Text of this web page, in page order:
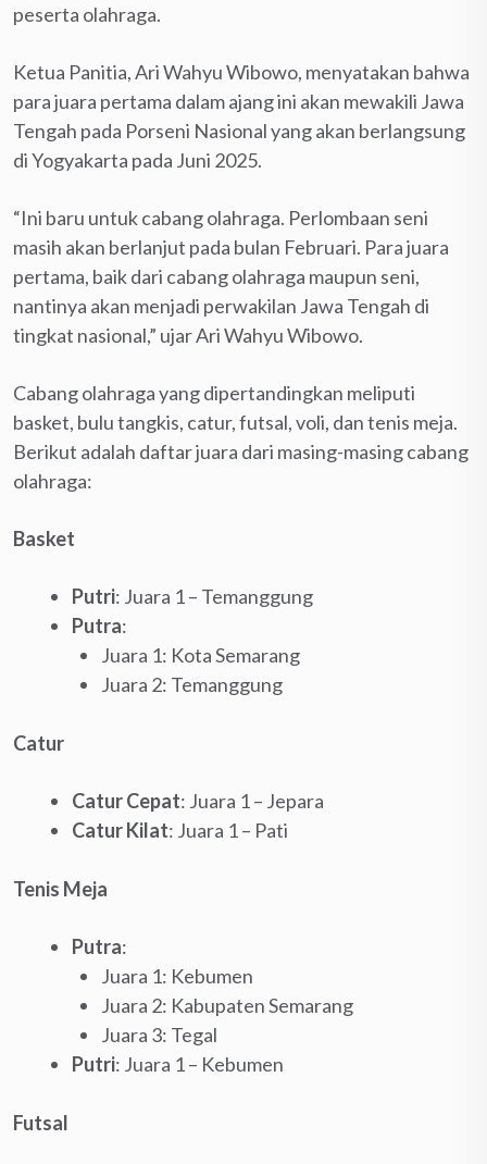
peserta olahraga.
Ketua Panitia, Ari Wahyu Wibowo, menyatakan bahwa
para juara pertama dalam ajang ini akan mewakili Jawa
Tengah pada Porseni Nasional yang akan berlangsung
di Yogyakarta pada Juni 2025.
“Ini baru untuk cabang olahraga. Perlombaan seni
masih akan berlanjut pada bulan Februari. Para juara
pertama, baik dari cabang olahraga maupun seni,
nantinya akan menjadi perwakilan Jawa Tengah di
tingkat nasional,” ujar Ari Wahyu Wibowo.
Cabang olahraga yang dipertandingkan meliputi
basket, bulu tangkis, catur, futsal, voli, dan tenis meja.
Berikut adalah daftar juara dari masing-masing cabang
olahraga:
Basket
Putri: Juara 1 – Temanggung
Putra:
Juara 1: Kota Semarang
Juara 2: Temanggung
Catur
Catur Cepat: Juara 1 – Jepara
Catur Kilat: Juara 1 – Pati
Tenis Meja
Putra:
Juara 1: Kebumen
Juara 2: Kabupaten Semarang
Juara 3: Tegal
Putri: Juara 1 – Kebumen
Futsal